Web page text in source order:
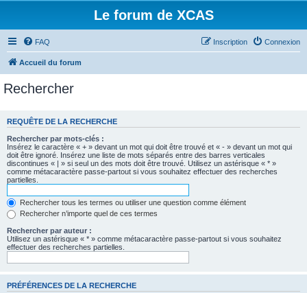
Le forum de XCAS
FAQ Connexion
Inscription
Accueil du forum
Rechercher
REQUÊTE DE LA RECHERCHE
Rechercher par mots-clés :
Insérez le caractère « + » devant un mot qui doit être trouvé et « - » devant un mot qui
doit être ignoré. Insérez une liste de mots séparés entre des barres verticales
discontinues « | » si seul un des mots doit être trouvé. Utilisez un astérisque « * »
comme métacaractère passe-partout si vous souhaitez effectuer des recherches
partielles.
Rechercher tous les termes ou utiliser une question comme élément
Rechercher n’importe quel de ces termes
Rechercher par auteur :
Utilisez un astérisque « * » comme métacaractère passe-partout si vous souhaitez
effectuer des recherches partielles.
PRÉFÉRENCES DE LA RECHERCHE